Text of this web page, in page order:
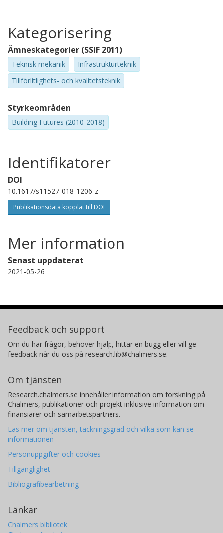
Kategorisering
Ämneskategorier (SSIF 2011)
Teknisk mekanik
Infrastrukturteknik
Tillförlitlighets- och kvalitetsteknik
Styrkeområden
Building Futures (2010-2018)
Identifikatorer
DOI
10.1617/s11527-018-1206-z
Publikationsdata kopplat till DOI
Mer information
Senast uppdaterat
2021-05-26
Feedback och support
Om du har frågor, behöver hjälp, hittar en bugg eller vill ge
feedback når du oss på research.lib@chalmers.se.
Om tjänsten
Research.chalmers.se innehåller information om forskning på
Chalmers, publikationer och projekt inklusive information om
finansiärer och samarbetspartners.
Läs mer om tjänsten, täckningsgrad och vilka som kan se
informationen
Personuppgifter och cookies
Tillgänglighet
Bibliografibearbetning
Länkar
Chalmers bibliotek